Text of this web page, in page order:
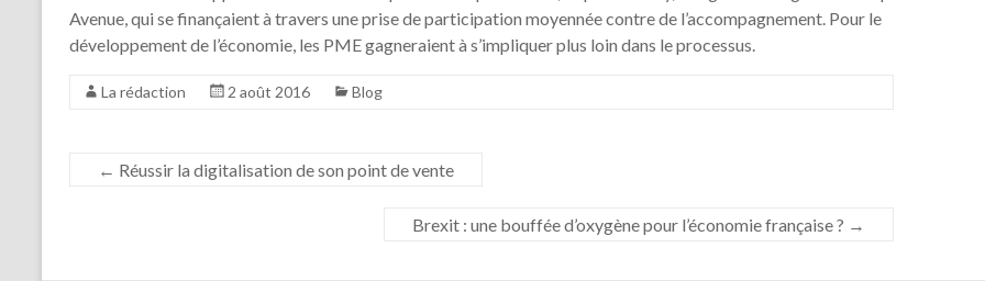
Avenue, qui se finançaient à travers une prise de participation moyennée contre de l’accompagnement. Pour le
développement de l’économie, les PME gagneraient à s’impliquer plus loin dans le processus.
La rédaction 2 août 2016 Blog
← Réussir la digitalisation de son point de vente
Brexit : une bouffée d’oxygène pour l’économie française ? →